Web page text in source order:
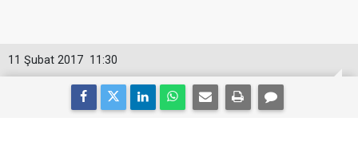
11:30
11 Şubat 2017